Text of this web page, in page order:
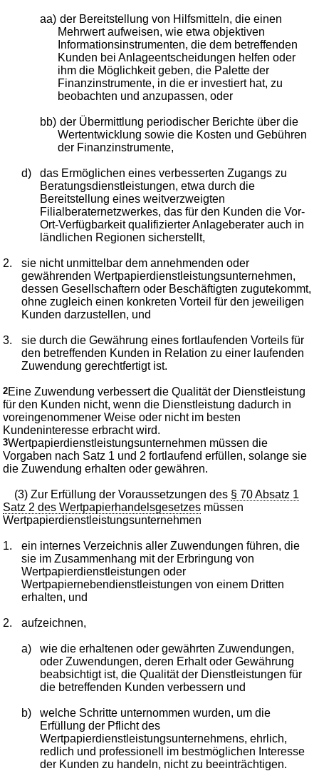
aa) der Bereitstellung von Hilfsmitteln, die einen
Mehrwert aufweisen, wie etwa objektiven
Informationsinstrumenten, die dem betreffenden
Kunden bei Anlageentscheidungen helfen oder
ihm die Möglichkeit geben, die Palette der
Finanzinstrumente, in die er investiert hat, zu
beobachten und anzupassen, oder
bb) der Übermittlung periodischer Berichte über die
Wertentwicklung sowie die Kosten und Gebühren
der Finanzinstrumente,
d)
das Ermöglichen eines verbesserten Zugangs zu
Beratungsdienstleistungen, etwa durch die
Bereitstellung eines weitverzweigten
Filialberaternetzwerkes, das für den Kunden die Vor-
Ort-Verfügbarkeit qualifizierter Anlageberater auch in
ländlichen Regionen sicherstellt,
2.
sie nicht unmittelbar dem annehmenden oder
gewährenden Wertpapierdienstleistungsunternehmen,
dessen Gesellschaftern oder Beschäftigten zugutekommt,
ohne zugleich einen konkreten Vorteil für den jeweiligen
Kunden darzustellen, und
3.
sie durch die Gewährung eines fortlaufenden Vorteils für
den betreffenden Kunden in Relation zu einer laufenden
Zuwendung gerechtfertigt ist.
2Eine Zuwendung verbessert die Qualität der Dienstleistung
für den Kunden nicht, wenn die Dienstleistung dadurch in
voreingenommener Weise oder nicht im besten
Kundeninteresse erbracht wird.
3Wertpapierdienstleistungsunternehmen müssen die
Vorgaben nach Satz 1 und 2 fortlaufend erfüllen, solange sie
die Zuwendung erhalten oder gewähren.
(3) Zur Erfüllung der Voraussetzungen des § 70 Absatz 1
Satz 2 des Wertpapierhandelsgesetzes müssen
Wertpapierdienstleistungsunternehmen
1.
ein internes Verzeichnis aller Zuwendungen führen, die
sie im Zusammenhang mit der Erbringung von
Wertpapierdienstleistungen oder
Wertpapiernebendienstleistungen von einem Dritten
erhalten, und
2. aufzeichnen,
a)
wie die erhaltenen oder gewährten Zuwendungen,
oder Zuwendungen, deren Erhalt oder Gewährung
beabsichtigt ist, die Qualität der Dienstleistungen für
die betreffenden Kunden verbessern und
b)
welche Schritte unternommen wurden, um die
Erfüllung der Pflicht des
Wertpapierdienstleistungsunternehmens, ehrlich,
redlich und professionell im bestmöglichen Interesse
der Kunden zu handeln, nicht zu beeinträchtigen.